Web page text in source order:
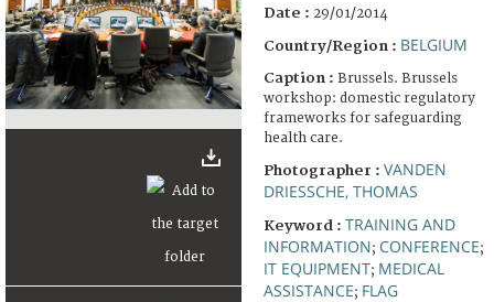
Date : 29/01/2014
Country/Region : BELGIUM
Caption : Brussels. Brussels
workshop: domestic regulatory
frameworks for safeguarding
health care.
Photographer : VANDEN
DRIESSCHE, THOMAS
Keyword : TRAINING AND
INFORMATION; CONFERENCE;
IT EQUIPMENT; MEDICAL
ASSISTANCE; FLAG